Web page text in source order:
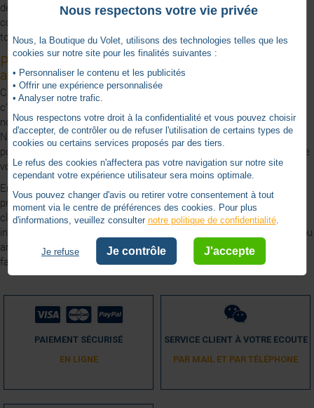
de connaissance. Comme il s’agit d'un branchement électrique,
commencez par bien vérifier que le courant soit coupé, afin d'éviter
tout accident.
Pourquoi opter pour La Boutique du Volet pour vos
antennes de porte de garage ?
Choisir La Boutique du Volet pour vos antennes de porte de garage,
c’est profiter d’un large choix de pièces compatibles avec de
nombreuses motorisations de grandes marques comme Somfy,
Nice ou Came. Nous proposons des antennes pour améliorer la
portée de votre télécommande et garantir le bon fonctionnement de
votre automatisme de porte de garage.
En commandant sur La Boutique du Volet, vous bénéficiez de
produits d’origine de qualité, d’une livraison rapide et d’un service
client disponible pour vous aider à choisir l’antenne adaptée à votre
installation. Que ce soit pour remplacer une antenne défectueuse ou
améliorer la réception du signal, vous trouverez la pièce qu’il vous
faut facilement.
PAIEMENT SÉCURISÉ
EN LIGNE
SERVICE CLIENT À VOTRE ECOUTE
PAR MAIL ET PAR TÉLÉPHONE
Nous respectons votre vie privée
Nous, la Boutique du Volet, utilisons des technologies telles que les
cookies sur notre site pour les finalités suivantes :
• Personnaliser le contenu et les publicités
• Offrir une expérience personnalisée
• Analyser notre trafic.
Nous respectons votre droit à la confidentialité et vous pouvez choisir
d'accepter, de contrôler ou de refuser l'utilisation de certains types de
cookies ou certains services proposés par des tiers.
Le refus des cookies n'affectera pas votre navigation sur notre site
cependant votre expérience utilisateur sera moins optimale.
Vous pouvez changer d'avis ou retirer votre consentement à tout
moment via le centre de préférences des cookies. Pour plus
d'informations, veuillez consulter notre politique de confidentialité.
Je refuse Je contrôle J'accepte